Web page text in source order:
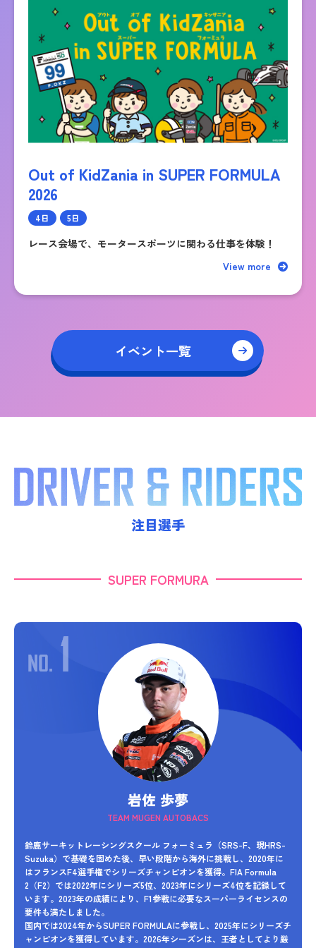
Out of KidZania in SUPER FORMULA
2026
4日 5日
レース会場で、モータースポーツに関わる仕事を体験！
View more
イベント一覧
注目選手
SUPER FORMURA
岩佐 歩夢
TEAM MUGEN AUTOBACS
鈴鹿サーキットレーシングスクール フォーミュラ（SRS-F、現HRS-
Suzuka）で基礎を固めた後、早い段階から海外に挑戦し、2020年に
はフランスF4選手権でシリーズチャンピオンを獲得。FIA Formula
2（F2）では2022年にシリーズ5位、2023年にシリーズ4位を記録して
います。2023年の成績により、F1参戦に必要なスーパーライセンスの
要件も満たしました。
国内では2024年からSUPER FORMULAに参戦し、2025年にシリーズチ
ャンピオンを獲得しています。2026年シーズンは、王者としてより厳